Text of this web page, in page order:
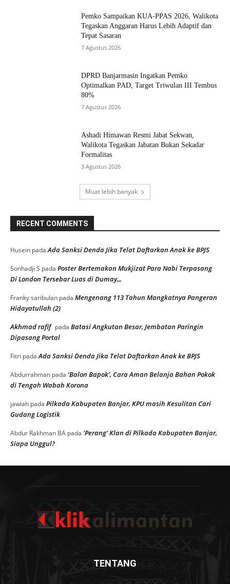
Pemko Sampaikan KUA-PPAS 2026, Walikota
Tegaskan Anggaran Harus Lebih Adaptif dan
Tepat Sasaran
7 Agustus 2026
DPRD Banjarmasin Ingatkan Pemko
Optimalkan PAD, Target Triwulan III Tembus
80%
7 Agustus 2026
Ashadi Himawan Resmi Jabat Sekwan,
Walikota Tegaskan Jabatan Bukan Sekadar
Formalitas
3 Agustus 2026
Muat lebih banyak
RECENT COMMENTS
Husein padaAda Sanksi Denda Jika Telat Daftarkan Anak ke BPJS
Sonhadji S pada Poster Bertemakan Mukjizat Para Nabi Terpasang
Di London Tersebar Luas di Dumay,,,
Franky saribulan pada Mengenang 113 Tahun Mangkatnya Pangeran
Hidayatullah (2)
Akhmad rafif pada Batasi Angkutan Besar, Jembatan Paringin
Dipasang Portal
Fitri padaAda Sanksi Denda Jika Telat Daftarkan Anak ke BPJS
Abdurrahman pada ‘Balon Bapok’, Cara Aman Belanja Bahan Pokok
di Tengah Wabah Korona
jawiah pada Pilkada Kabupaten Banjar, KPU masih Kesulitan Cari
Gudang Logistik
Abdur Rakhman BA pada ‘Perang’ Klan di Pilkada Kabupaten Banjar,
Siapa Unggul?
TENTANG